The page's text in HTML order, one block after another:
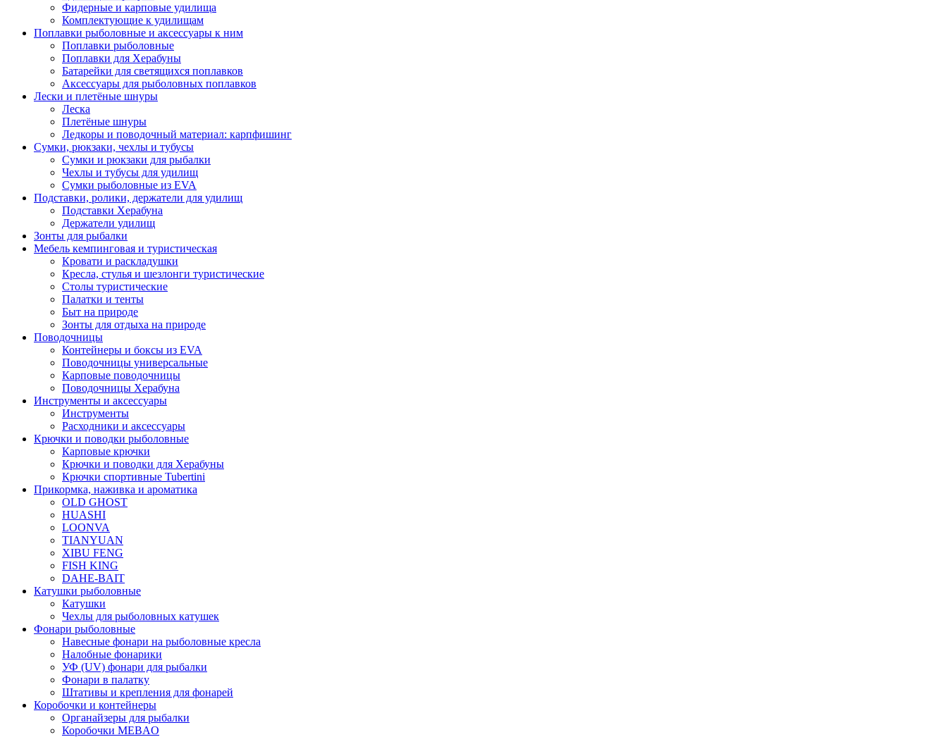
Фидерные и карповые удилища
Комплектующие к удилищам
Поплавки рыболовные и аксессуары к ним
Поплавки рыболовные
Поплавки для Херабуны
Батарейки для светящихся поплавков
Аксессуары для рыболовных поплавков
Лески и плетёные шнуры
Леска
Плетёные шнуры
Ледкоры и поводочный материал: карпфишинг
Сумки, рюкзаки, чехлы и тубусы
Сумки и рюкзаки для рыбалки
Чехлы и тубусы для удилищ
Сумки рыболовные из EVA
Подставки, ролики, держатели для удилищ
Подставки Херабуна
Держатели удилищ
Зонты для рыбалки
Мебель кемпинговая и туристическая
Кровати и раскладушки
Кресла, стулья и шезлонги туристические
Столы туристические
Палатки и тенты
Быт на природе
Зонты для отдыха на природе
Поводочницы
Контейнеры и боксы из EVA
Поводочницы универсальные
Карповые поводочницы
Поводочницы Херабуна
Инструменты и аксессуары
Инструменты
Расходники и аксессуары
Крючки и поводки рыболовные
Карповые крючки
Крючки и поводки для Херабуны
Крючки спортивные Tubertini
Прикормка, наживка и ароматика
OLD GHOST
HUASHI
LOONVA
TIANYUAN
XIBU FENG
FISH KING
DAHE-BAIT
Катушки рыболовные
Катушки
Чехлы для рыболовных катушек
Фонари рыболовные
Навесные фонари на рыболовные кресла
Налобные фонарики
УФ (UV) фонари для рыбалки
Фонари в палатку
Штативы и крепления для фонарей
Коробочки и контейнеры
Органайзеры для рыбалки
Коробочки MEBAO